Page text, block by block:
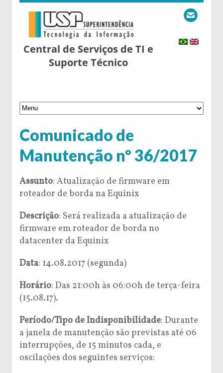
Central de Serviços de TI e
Suporte Técnico
Comunicado de
Manutenção nº 36/2017
Assunto: Atualização de firmware em
roteador de borda na Equinix
Descrição: Será realizada a atualização de
firmware em roteador de borda no
datacenter da Equinix
Data: 14.08.2017 (segunda)
Horário: Das 21:00h às 06:00h de terça-feira
(15.08.17).
Período/Tipo de Indisponibilidade: Durante
a janela de manutenção são previstas até 06
interrupções, de 15 minutos cada, e
oscilações dos seguintes serviços: